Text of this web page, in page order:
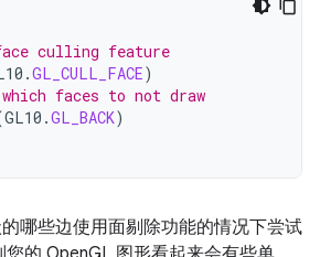
culling feature
.GL_CULL_FACE)
faces to not draw
GL10 .GL_BACK)
哪些边使用面剔除功能的情况下尝试